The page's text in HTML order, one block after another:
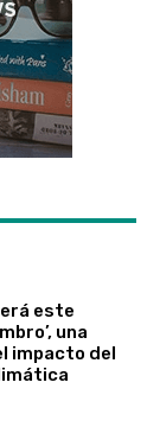
este
una
impacto del